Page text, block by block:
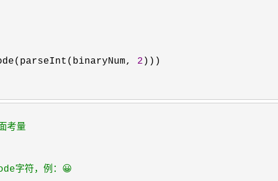
2 )))
考量
字符，例：😀